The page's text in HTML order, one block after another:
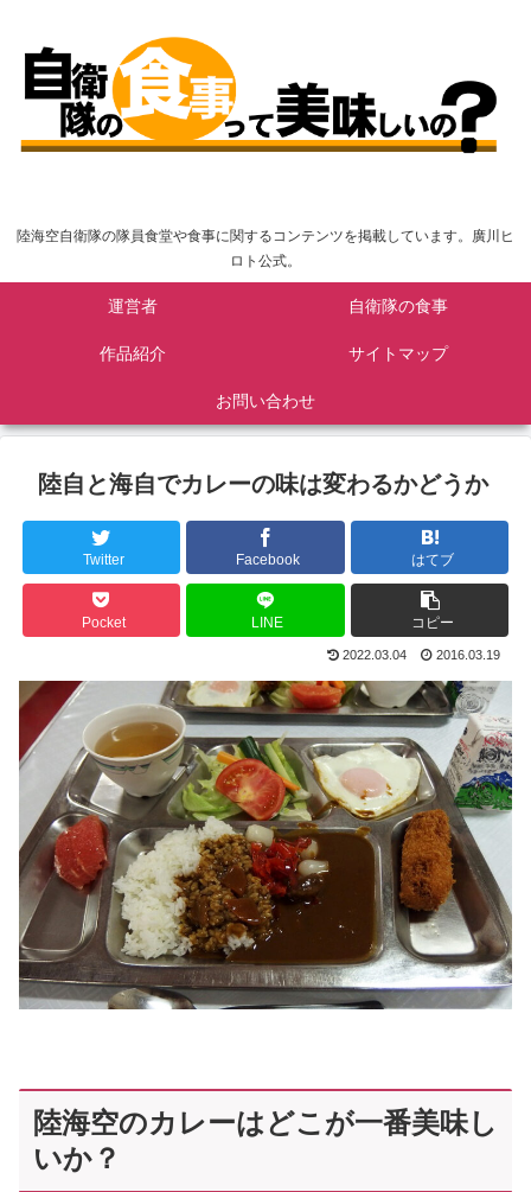
陸海空自衛隊の隊員食堂や食事に関するコンテンツを掲載しています。廣川ヒ
ロト公式。
運営者 自衛隊の食事
作品紹介 サイトマップ
お問い合わせ
陸自と海自でカレーの味は変わるかどうか
Twitter Facebook はてブ
Pocket LINE コピー
2022.03.04 2016.03.19
陸海空のカレーはどこが一番美味し
いか？